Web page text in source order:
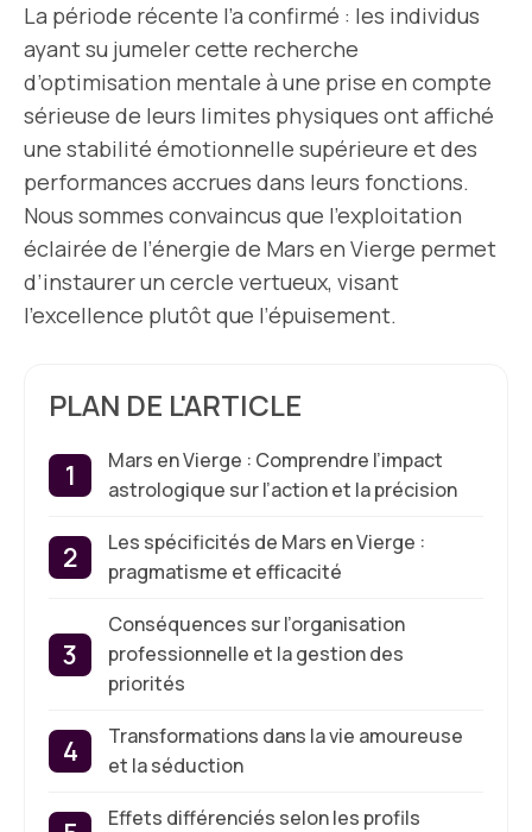
La période récente l’a confirmé : les individus
ayant su jumeler cette recherche
d’optimisation mentale à une prise en compte
sérieuse de leurs limites physiques ont affiché
une stabilité émotionnelle supérieure et des
performances accrues dans leurs fonctions.
Nous sommes convaincus que l’exploitation
éclairée de l’énergie de Mars en Vierge permet
d’instaurer un cercle vertueux, visant
l’excellence plutôt que l’épuisement.
PLAN DE L'ARTICLE
Mars en Vierge : Comprendre l’impact
astrologique sur l’action et la précision
Les spécificités de Mars en Vierge :
pragmatisme et efficacité
Conséquences sur l’organisation
professionnelle et la gestion des
priorités
Transformations dans la vie amoureuse
et la séduction
Effets différenciés selon les profils